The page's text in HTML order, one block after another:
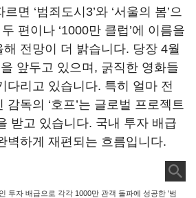
면 ‘범죄도시 3’와 ‘서울의 봄’으
편이나 ‘1000만 클럽 ’에 이름을
전망이 더 밝습니다. 당장 4월
앞두고 있으며, 굵직한 영화들
다리고 있습니다. 특히 얼마 전
감독의 ‘호프’는 글로벌 프로젝트
받고 있습니다. 국내 투자 배급
벽하게 재편되는 흐름입니다.
투자 배급으로 각각 1000만 관객 돌파에 성공한 '범